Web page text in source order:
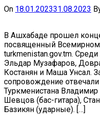
On 18.01.202331.08.2023
В Ашхабаде прошел
посвященный
turkmenistan.gov.tm.
Эльдар Музафаров,
Костанян и Маша Унсал.
сопровождение
Туркменистана
Шевцов (бас-гитара),
Базикян (ударные). […]